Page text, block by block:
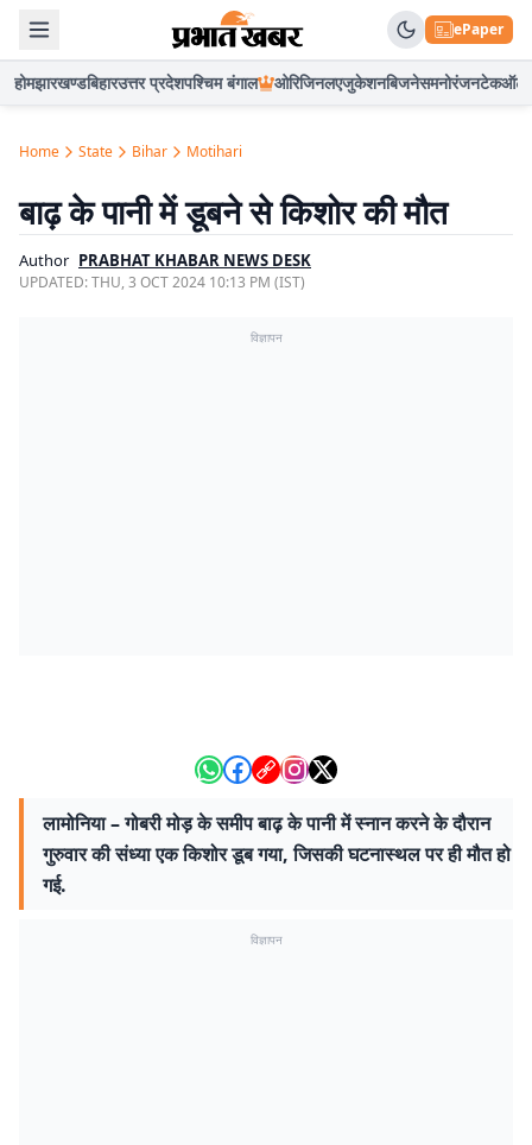
ePaper
होमझारखण्डबिहारउत्तर प्रदेशपश्चिम बंगाल ओरिजिनलएजुकेशनबिजनेसमनोरंजनटेकऑटो
Home State Bihar Motihari
बाढ़ के पानी में डूबने से किशोर की मौत
Author PRABHAT KHABAR NEWS DESK
UPDATED:THU, 3 OCT 2024 10:13 PM (IST)
विज्ञापन
लामोनिया – गोबरी मोड़ के समीप बाढ़ के पानी में स्नान करने के दौरान
गुरुवार की संध्या एक किशोर डूब गया, जिसकी घटनास्थल पर ही मौत हो
गई.
विज्ञापन